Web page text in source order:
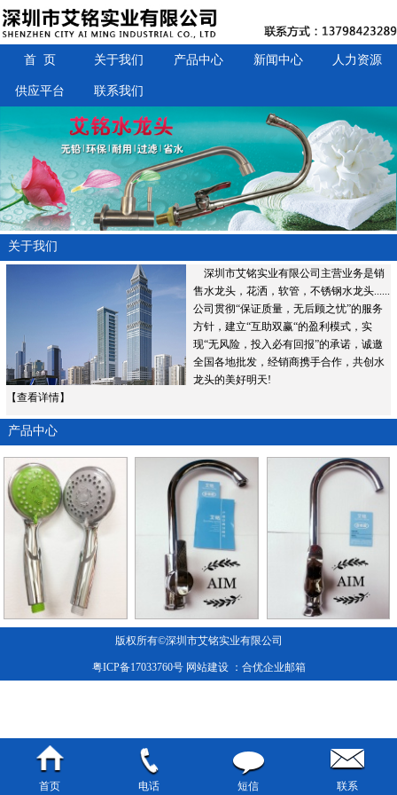
首 页 关于我们 产品中心 新闻中心 人力资源
供应平台 联系我们
关于我们
深圳市艾铭实业有限公司主营业务是销
售水龙头，花洒，软管，不锈钢水龙头......
公司贯彻“保证质量，无后顾之忧”的服务
方针，建立“互助双赢“的盈利模式，实
现“无风险，投入必有回报”的承诺，诚邀
全国各地批发，经销商携手合作，共创水
龙头的美好明天!
【查看详情】
产品中心
版权所有©深圳市艾铭实业有限公司
粤ICP备17033760号 网站建设：合优企业邮箱
首页 电话 短信 联系